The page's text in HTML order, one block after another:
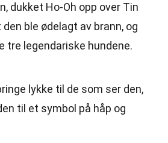
dukket Ho-Oh opp over Tin
ble ødelagt av brann, og
tre legendariske hundene.
lykke til de som ser den,
til et symbol på håp og